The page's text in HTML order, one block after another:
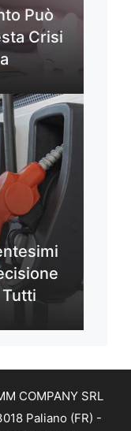
Può
Crisi
COMPANY SRL
Paliano (FR) -